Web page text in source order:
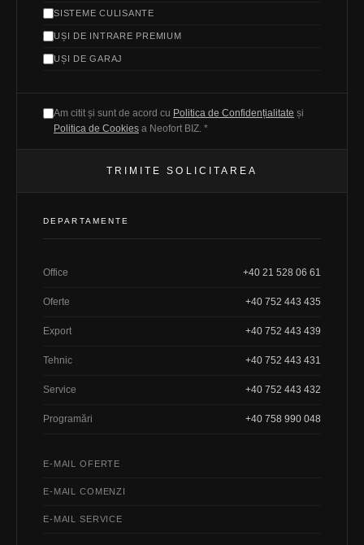
SISTEME CULISANTE
UȘI DE INTRARE PREMIUM
UȘI DE GARAJ
Am citit și sunt de acord cu Politica de Confidențialitate și
Politica de Cookies a Neofort BIZ. *
TRIMITE SOLICITAREA
DEPARTAMENTE
Office +40 21 528 06 61
Oferte +40 752 443 435
Export +40 752 443 439
Tehnic +40 752 443 431
Service +40 752 443 432
Programări +40 758 990 048
E-MAIL OFERTE
E-MAIL COMENZI
E-MAIL SERVICE